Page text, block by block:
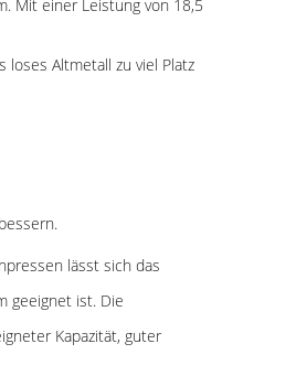
Mit einer Leistung von 18,5
Altmetall zu viel Platz
lässt sich das
geeignet ist. Die
Kapazität, guter